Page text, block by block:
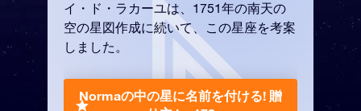
イ・ド・ラカーユは、1751年の南天の
空の星図作成に続いて、この星座を考案
しました。
Normaの中の星に名前を付ける! 贈